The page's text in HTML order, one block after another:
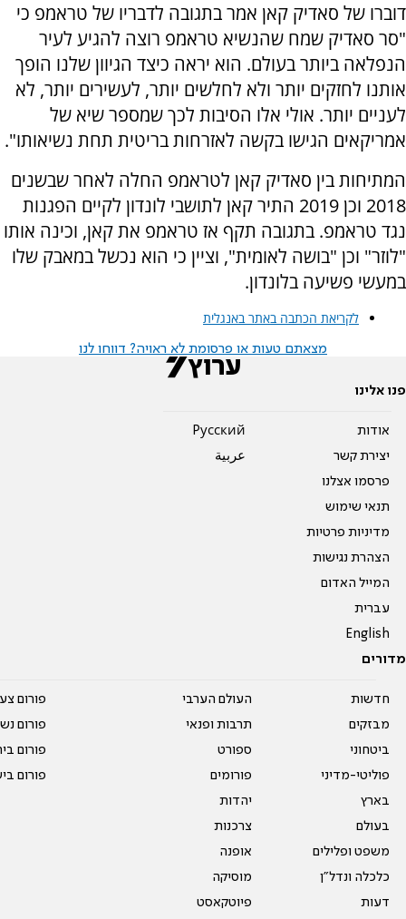
דוברו של סאדיק קאן אמר בתגובה לדבריו של טראמפ כי
"סר סאדיק שמח שהנשיא טראמפ רוצה להגיע לעיר
הנפלאה ביותר בעולם. הוא יראה כיצד הגיוון שלנו הופך
אותנו לחזקים יותר ולא לחלשים יותר, לעשירים יותר, לא
לעניים יותר. אולי אלו הסיבות לכך שמספר שיא של
אמריקאים הגישו בקשה לאזרחות בריטית תחת נשיאותו".
המתיחות בין סאדיק קאן לטראמפ החלה לאחר שבשנים
2018 וכן 2019 התיר קאן לתושבי לונדון לקיים הפגנות
נגד טראמפ. בתגובה תקף אז טראמפ את קאן, וכינה אותו
"לוזר" וכן "בושה לאומית", וציין כי הוא נכשל במאבק שלו
במעשי פשיעה בלונדון.
לקריאת הכתבה באתר באנגלית
מצאתם טעות או פרסומת לא ראויה? דווחו לנו
פנו אלינו
אודות
יצירת קשר
פרסמו אצלנו
תנאי שימוש
מדיניות פרטיות
הצהרת נגישות
המייל האדום
עברית
English
Pусский
عربية
מדורים
חדשות
מבזקים
ביטחוני
פוליטי-מדיני
בארץ
בעולם
משפט ופלילים
כלכלה ונדל"ן
דעות
העולם הערבי
תרבות ופנאי
ספורט
פורומים
יהדות
צרכנות
אופנה
מוסיקה
פיוטקאסט
פורום
פורום
פורום
פורום